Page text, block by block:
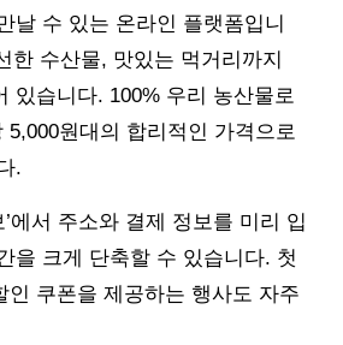
날 수 있는 온라인 플랫폼입니
한 수산물, 맛있는 먹거리까지
있습니다. 100% 우리 농산물로
5,000원대의 합리적인 가격으로
.
’에서 주소와 결제 정보를 미리 입
을 크게 단축할 수 있습니다. 첫
인 쿠폰을 제공하는 행사도 자주